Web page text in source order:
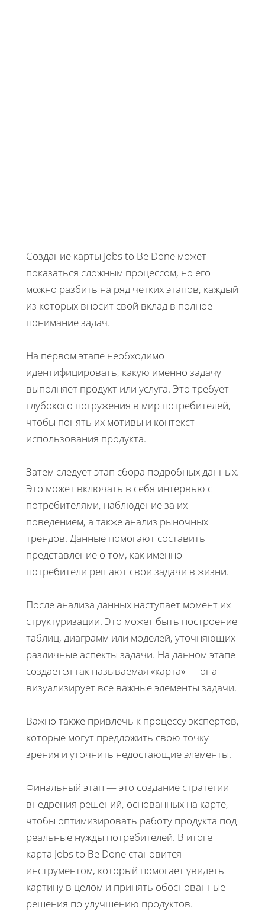
Создание карты Jobs to Be Done может
показаться сложным процессом, но его
можно разбить на ряд четких этапов, каждый
из которых вносит свой вклад в полное
понимание задач.
На первом этапе необходимо
идентифицировать, какую именно задачу
выполняет продукт или услуга. Это требует
глубокого погружения в мир потребителей,
чтобы понять их мотивы и контекст
использования продукта.
Затем следует этап сбора подробных данных.
Это может включать в себя интервью с
потребителями, наблюдение за их
поведением, а также анализ рыночных
трендов. Данные помогают составить
представление о том, как именно
потребители решают свои задачи в жизни.
После анализа данных наступает момент их
структуризации. Это может быть построение
таблиц, диаграмм или моделей, уточняющих
различные аспекты задачи. На данном этапе
создается так называемая «карта» — она
визуализирует все важные элементы задачи.
Важно также привлечь к процессу экспертов,
которые могут предложить свою точку
зрения и уточнить недостающие элементы.
Финальный этап — это создание стратегии
внедрения решений, основанных на карте,
чтобы оптимизировать работу продукта под
реальные нужды потребителей. В итоге
карта Jobs to Be Done становится
инструментом, который помогает увидеть
картину в целом и принять обоснованные
решения по улучшению продуктов.